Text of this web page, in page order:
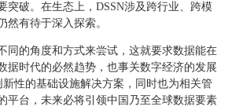
破。在生态上，DSSN涉及跨行业、跨模
有待于深入探索。
同的角度和方式来尝试，这就要求数据能在
据时代的必然趋势，也事关数字经济的发展
性的基础设施解决方案，同时也为相关管
平台，未来必将引领中国乃至全球数据要素